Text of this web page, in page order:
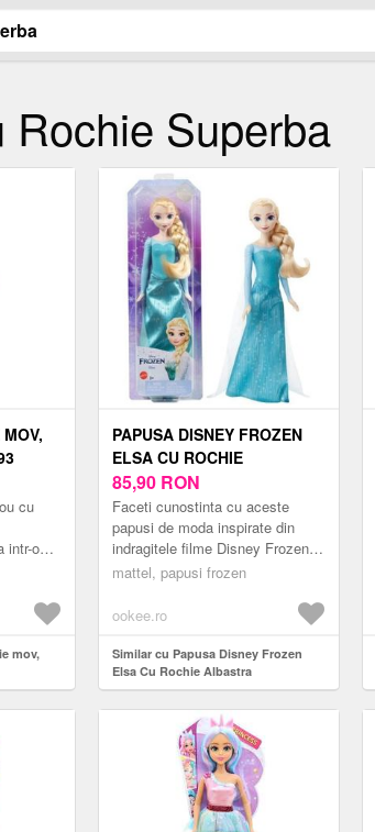
Rochie Superba
cu
intr-o
o
mov,
PAPUSA DISNEY FROZEN
ELSA CU ROCHIE
ALBASTRA
85,90 RON
Faceti cunostinta cu aceste
papusi de moda inspirate din
indragitele filme Disney Frozen!
Fiecare papusa articulata este
mattel, papusi frozen
ookee.ro
Similar cu Papusa Disney Frozen
Elsa Cu Rochie Albastra